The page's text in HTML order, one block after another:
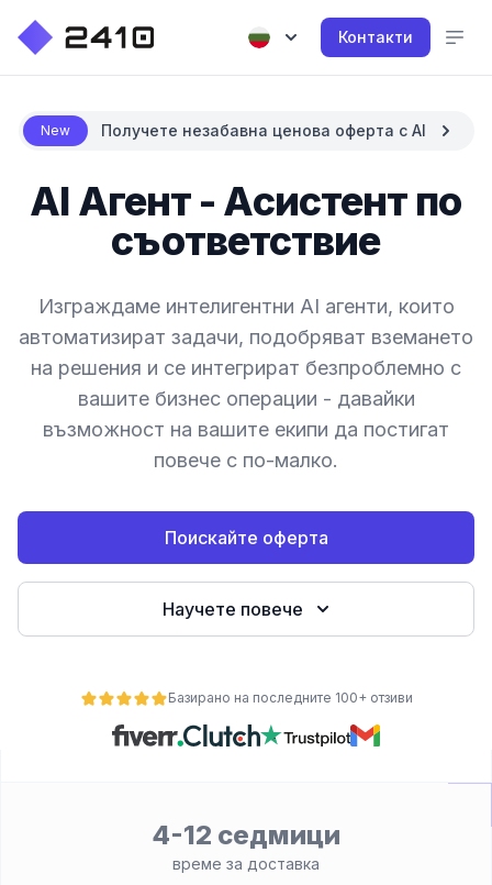
Контакти
New Получете незабавна ценова оферта с AI
AI Агент - Асистент по
съответствие
Изграждаме интелигентни AI агенти, които
автоматизират задачи, подобряват вземането
на решения и се интегрират безпроблемно с
вашите бизнес операции - давайки
възможност на вашите екипи да постигат
повече с по-малко.
Поискайте оферта
Научете повече
Базирано на последните 100+ отзиви
4-12 седмици
време за доставка